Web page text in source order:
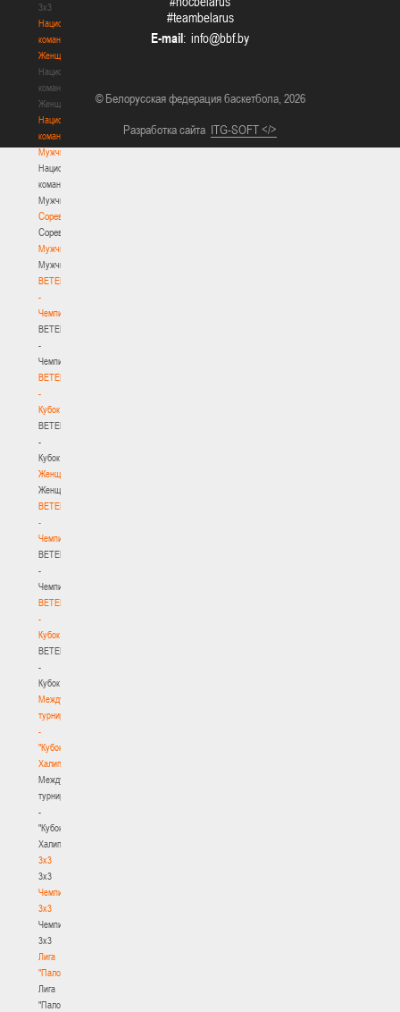
3х3
Национальная
команда.
Женщины
Национальная
команда.
Женщины
Национальная
команда.
Мужчины
Национальная
команда.
Мужчины
Соревнования
Соревнования
Мужчины
Мужчины
BETERA
-
Чемпионат
BETERA
-
Чемпионат
BETERA
-
Кубок
BETERA
-
Кубок
Женщины
Женщины
BETERA
-
Чемпионат
BETERA
-
Чемпионат
BETERA
-
Кубок
BETERA
-
Кубок
Международный
турнир
-
"Кубок
Халипского"
Международный
турнир
-
"Кубок
Халипского"
3x3
3x3
Чемпионат
3х3
Чемпионат
3х3
Лига
"Палова"
Лига
"Палова"
#teambelarus
E-mail:
© Белорусская федерация баскетбола, 2026
Разработка сайта ITG-SOFT </>